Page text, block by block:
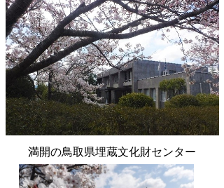
満開の鳥取県埋蔵文化財センター